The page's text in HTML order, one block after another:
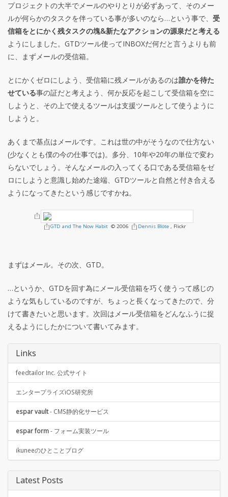
プロジェクトの大半でメールのやりとりが必ずあって、そのメー
ルが何らかのタスクを伴っている事が多いのなら…という事で、 受
信箱をとにかく残タスクの塊&新たなアクションの源泉だと考える
ようにしました。GTDツール使ってINBOXだ何だと言うよりも前
に、まずメールの受信箱。
とにかくゼロにしよう、受信箱に残メールがあるのは誰かを待た
せている事の証だと考えよう、何か反応を起こして受信箱を空に
しようと、その上で使えるツールは支援ツールとして使うように
しようと。
あくまで基点はメールです。これは世の中がそうなので仕方ない
(少なくとも僕の今の仕事では)。多分、10年や20年の単位で変わ
らないでしょう。そんなメールの入ってくる口である受信箱をゼ
ロにしようと意識し始めた途端、GTDツールと自然と付き合える
ようになってきたという感じですかね。
GTD and The Now Habit © 2006 Dennis Blöte , Flickr
まずはメール。その次、GTD。
…というか、GTDを回す為にメール受信箱を巧く使うって感じの
ような気もしているのですが、ちょっと長くなってきたので、分
けて書きたいと思います。次回はメール受信箱をどんなふうに捉
えるようにしたかについて書いてみます。
Links
feedtailor Inc. 公式サイト
エンタープライズiOS研究所
espar vault- CMS静的化サービス
espar form- フォーム実装ツール
ikuneeのひとことブログ
Latest Posts